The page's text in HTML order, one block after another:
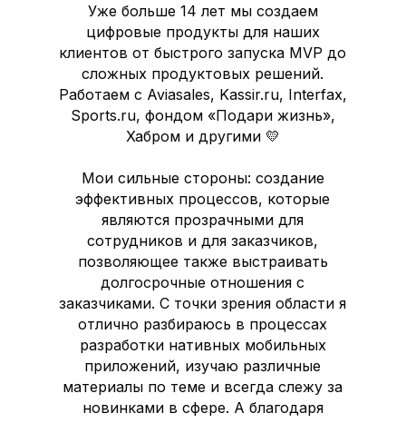
Уже больше 14 лет мы создаем
цифровые продукты для наших
клиентов от быстрого запуска MVP до
сложных продуктовых решений.
Работаем с Aviasales, Kassir.ru, Interfax,
Sports.ru, фондом «Подари жизнь»,
Хабром и другими 💛
Мои сильные стороны: создание
эффективных процессов, которые
являются прозрачными для
сотрудников и для заказчиков,
позволяющее также выстраивать
долгосрочные отношения с
заказчиками. С точки зрения области я
отлично разбираюсь в процессах
разработки нативных мобильных
приложений, изучаю различные
материалы по теме и всегда слежу за
новинками в сфере. А благодаря